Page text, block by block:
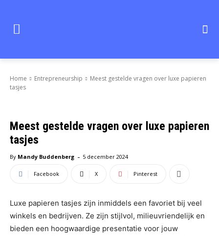
Home Entrepreneurship
Meest gestelde vragen over luxe papieren
tasjes
Meest gestelde vragen over luxe papieren
tasjes
By Mandy Buddenberg - 5 december 2024
Facebook X Pinterest
Luxe papieren tasjes zijn inmiddels een favoriet bij veel
winkels en bedrijven. Ze zijn stijlvol, milieuvriendelijk en
bieden een hoogwaardige presentatie voor jouw